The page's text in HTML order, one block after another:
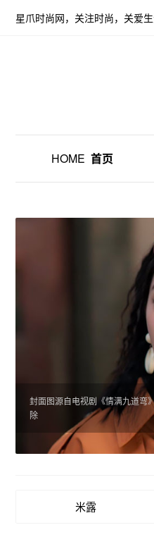
星爪时尚网，关注时尚，关爱生
HOME 首页
封面图源自电视剧《情满九道弯
除
米露